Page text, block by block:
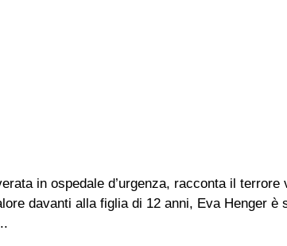
in ospedale d’urgenza, racconta il
davanti alla figlia di 12 anni, Eva Henger è